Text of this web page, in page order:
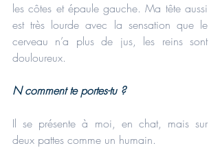
les côtes et épaule gauche. Ma tête aussi
est très lourde avec la sensation que le
cerveau n’a plus de jus, les reins sont
douloureux.
N comment te portes-tu ?
Il se présente à moi, en chat, mais sur
deux pattes comme un humain.